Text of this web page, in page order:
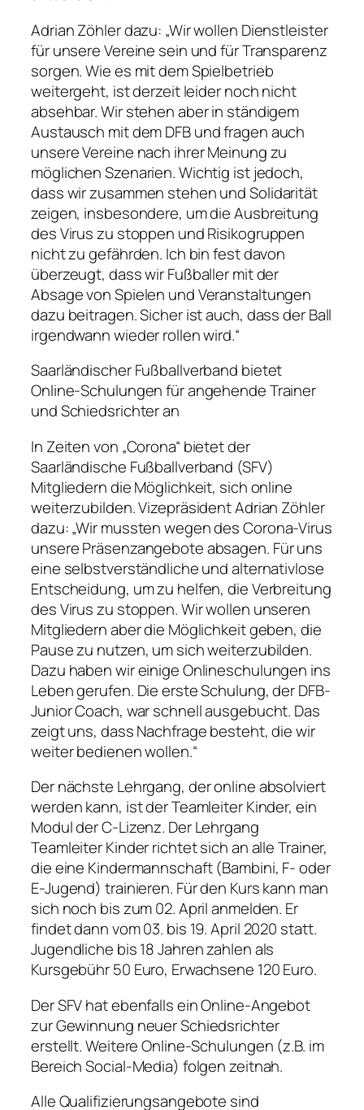
Adrian Zöhler dazu: „Wir wollen Dienstleister
für unsere Vereine sein und für Transparenz
sorgen. Wie es mit dem Spielbetrieb
weitergeht, ist derzeit leider noch nicht
absehbar. Wir stehen aber in ständigem
Austausch mit dem DFB und fragen auch
unsere Vereine nach ihrer Meinung zu
möglichen Szenarien. Wichtig ist jedoch,
dass wir zusammen stehen und Solidarität
zeigen, insbesondere, um die Ausbreitung
des Virus zu stoppen und Risikogruppen
nicht zu gefährden. Ich bin fest davon
überzeugt, dass wir Fußballer mit der
Absage von Spielen und Veranstaltungen
dazu beitragen. Sicher ist auch, dass der Ball
irgendwann wieder rollen wird.“
Saarländischer Fußballverband bietet
Online-Schulungen für angehende Trainer
und Schiedsrichter an
In Zeiten von „Corona“ bietet der
Saarländische Fußballverband (SFV)
Mitgliedern die Möglichkeit, sich online
weiterzubilden. Vizepräsident Adrian Zöhler
dazu: „Wir mussten wegen des Corona-Virus
unsere Präsenzangebote absagen. Für uns
eine selbstverständliche und alternativlose
Entscheidung, um zu helfen, die Verbreitung
des Virus zu stoppen. Wir wollen unseren
Mitgliedern aber die Möglichkeit geben, die
Pause zu nutzen, um sich weiterzubilden.
Dazu haben wir einige Onlineschulungen ins
Leben gerufen. Die erste Schulung, der DFB-
Junior Coach, war schnell ausgebucht. Das
zeigt uns, dass Nachfrage besteht, die wir
weiter bedienen wollen.“
Der nächste Lehrgang, der online absolviert
werden kann, ist der Teamleiter Kinder, ein
Modul der C-Lizenz. Der Lehrgang
Teamleiter Kinder richtet sich an alle Trainer,
die eine Kindermannschaft (Bambini, F- oder
E-Jugend) trainieren. Für den Kurs kann man
sich noch bis zum 02. April anmelden. Er
findet dann vom 03. bis 19. April 2020 statt.
Jugendliche bis 18 Jahren zahlen als
Kursgebühr 50 Euro, Erwachsene 120 Euro.
Der SFV hat ebenfalls ein Online-Angebot
zur Gewinnung neuer Schiedsrichter
erstellt. Weitere Online-Schulungen (z.B. im
Bereich Social-Media) folgen zeitnah.
Alle Qualifizierungsangebote sind